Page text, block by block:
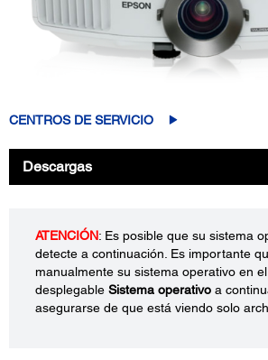
CENTROS DE SERVICIO
Descargas
ATENCIÓN: Es posible que su sistema
detecte a continuación. Es importante
manualmente su sistema operativo en
desplegable Sistema operativo a
asegurarse de que está viendo solo